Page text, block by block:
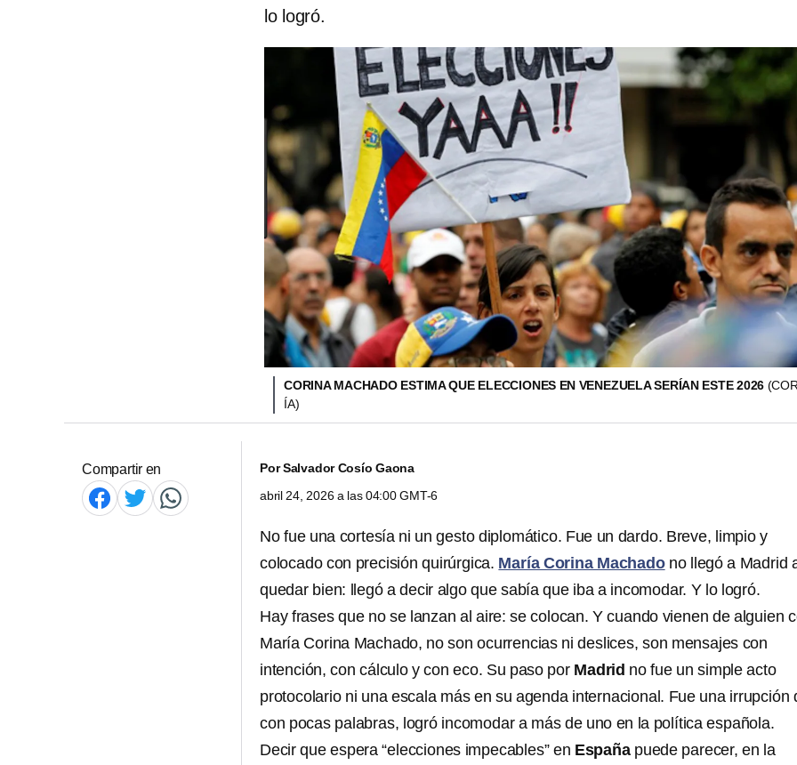
lo logró.
CORINA MACHADO ESTIMA QUE ELECCIONES EN VENEZUELA SERÍAN ESTE 2026
ÍA)
Compartir en PorSalvador Cosío Gaona
abril 24, 2026 a las 04:00 GMT-6
No fue una cortesía ni un gesto diplomático. Fue un dardo. Breve, limpio y
colocado con precisión quirúrgica. María Corina Machadono llegó a Madrid
quedar bien: llegó a decir algo que sabía que iba a incomodar. Y lo logró.
Hay frases que no se lanzan al aire: se colocan. Y cuando vienen de alguien
María Corina Machado, no son ocurrencias ni deslices, son mensajes con
intención, con cálculo y con eco. Su paso por Madrid no fue un simple acto
protocolario ni una escala más en su agenda internacional. Fue una irrupción
con pocas palabras, logró incomodar a más de uno en la política española.
Decir que espera “elecciones impecables” en España puede parecer, en la